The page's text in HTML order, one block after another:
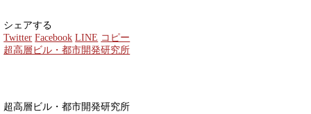
シェアする
Twitter Facebook LINE コピー
超高層ビル・都市開発研究所
超高層ビル・都市開発研究所